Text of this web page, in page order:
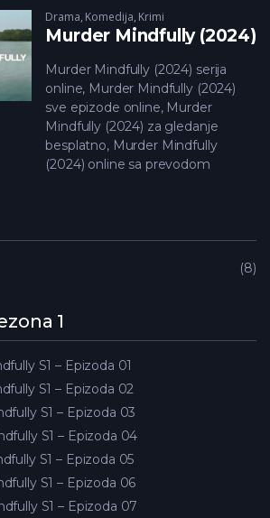
Drama, Komedija, Krimi
Murder Mindfully (2024)
Murder Mindfully (2024) serija
online, Murder Mindfully (2024)
sve epizode online, Murder
Mindfully (2024) za gledanje
besplatno, Murder Mindfully
(2024) online sa prevodom
8
1
S1 – Epizoda 01
S1 – Epizoda 02
S1 – Epizoda 03
S1 – Epizoda 04
S1 – Epizoda 05
S1 – Epizoda 06
S1 – Epizoda 07